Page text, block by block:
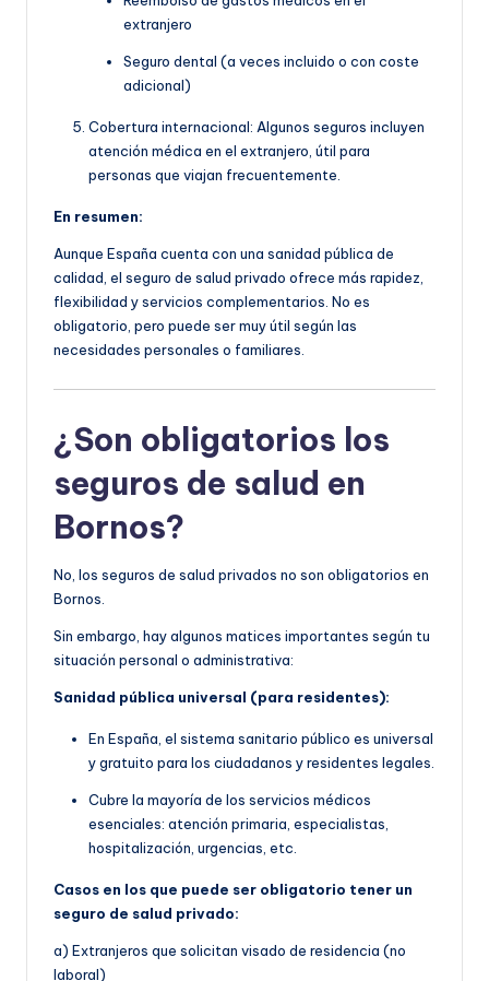
extranjero
Seguro dental (a veces incluido o con coste
adicional)
Cobertura internacional: Algunos seguros incluyen
atención médica en el extranjero, útil para
personas que viajan frecuentemente.
En resumen:
Aunque España cuenta con una sanidad pública de
calidad, el seguro de salud privado ofrece más rapidez,
flexibilidad y servicios complementarios. No es
obligatorio, pero puede ser muy útil según las
necesidades personales o familiares.
¿Son obligatorios los
seguros de salud en
Bornos?
No, los seguros de salud privados no son obligatorios en
Bornos.
Sin embargo, hay algunos matices importantes según tu
situación personal o administrativa:
Sanidad pública universal (para residentes):
En España, el sistema sanitario público es universal
y gratuito para los ciudadanos y residentes legales.
Cubre la mayoría de los servicios médicos
esenciales: atención primaria, especialistas,
hospitalización, urgencias, etc.
Casos en los que puede ser obligatorio tener un
seguro de salud privado:
a) Extranjeros que solicitan visado de residencia (no
laboral)